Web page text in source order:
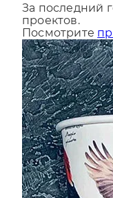
проектов.
Посмотрите